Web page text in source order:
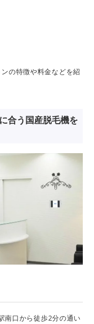
の特徴や料金などを紹
合う国産脱毛機を
南口から徒歩2分の通い